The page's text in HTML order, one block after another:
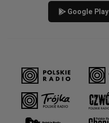
Google Play